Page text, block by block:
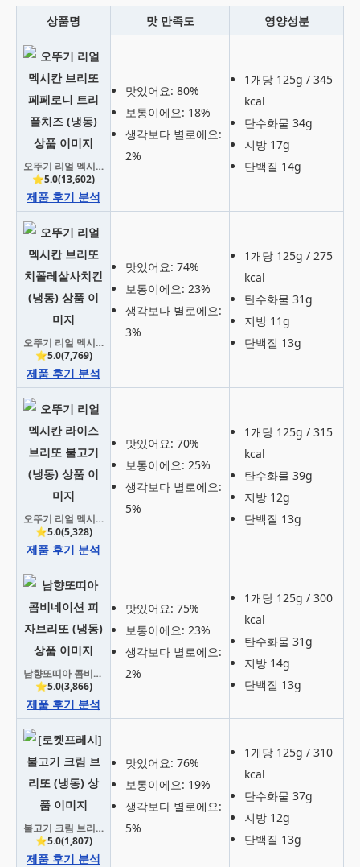
상품명 맛 만족도 영양성분
오뚜기 리얼 멕시칸 브리또 페페로니 트리플치즈 (냉동)
⭐5.0(13,602)
제품 후기 분석
맛있어요: 80%
보통이에요: 18%
생각보다 별로에요:
2%
1개당 125g / 345
kcal
탄수화물 34g
지방 17g
단백질 14g
오뚜기 리얼 멕시칸 브리또 치폴레살사치킨 (냉동)
⭐5.0(7,769)
제품 후기 분석
맛있어요: 74%
보통이에요: 23%
생각보다 별로에요:
3%
1개당 125g / 275
kcal
탄수화물 31g
지방 11g
단백질 13g
오뚜기 리얼 멕시칸 라이스 브리또 불고기 (냉동)
⭐5.0(5,328)
제품 후기 분석
맛있어요: 70%
보통이에요: 25%
생각보다 별로에요:
5%
1개당 125g / 315
kcal
탄수화물 39g
지방 12g
단백질 13g
남향또띠아 콤비네이션 피자브리또 (냉동)
⭐5.0(3,866)
제품 후기 분석
맛있어요: 75%
보통이에요: 23%
생각보다 별로에요:
2%
1개당 125g / 300
kcal
탄수화물 31g
지방 14g
단백질 13g
불고기 크림 브리또 (냉동)
⭐5.0(1,807)
제품 후기 분석
맛있어요: 76%
보통이에요: 19%
생각보다 별로에요:
5%
1개당 125g / 310
kcal
탄수화물 37g
지방 12g
단백질 13g